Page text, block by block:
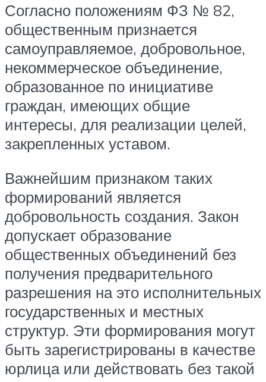
Согласно положениям ФЗ № 82,
общественным признается
самоуправляемое, добровольное,
некоммерческое объединение,
образованное по инициативе
граждан, имеющих общие
интересы, для реализации целей,
закрепленных уставом.
Важнейшим признаком таких
формирований является
добровольность создания. Закон
допускает образование
общественных объединений без
получения предварительного
разрешения на это исполнительных
государственных и местных
структур. Эти формирования могут
быть зарегистрированы в качестве
юрлица или действовать без такой